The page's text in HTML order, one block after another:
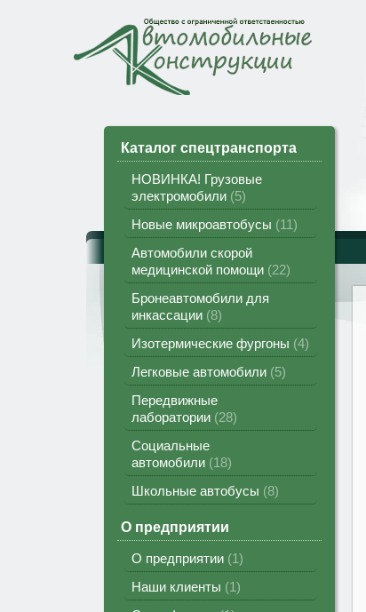
Каталог спецтранспорта
НОВИНКА! Грузовые
электромобили 5
Новые микроавтобусы
11
Автомобили скорой
медицинской помощи 22
Бронеавтомобили для
инкассации 8
Изотермические фургоны 4
Легковые автомобили 5
Передвижные
лаборатории 28
Социальные
автомобили 18
Школьные автобусы 8
О предприятии
О предприятии 1
Наши клиенты
1